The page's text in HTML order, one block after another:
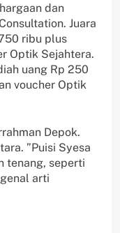
dan
Juara
ribu plus
Optik Sejahtera.
uang Rp 250
voucher Optik
Depok.
”Puisi Syesa
tenang, seperti
arti